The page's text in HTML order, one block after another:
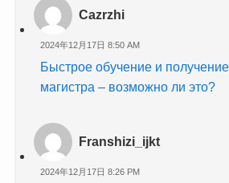
Cazrzhi
2024年12月17日 8:50 AM
Быстрое обучение и
магистра – возможно ли это?
Franshizi_ijkt
2024年12月17日 8:26 PM